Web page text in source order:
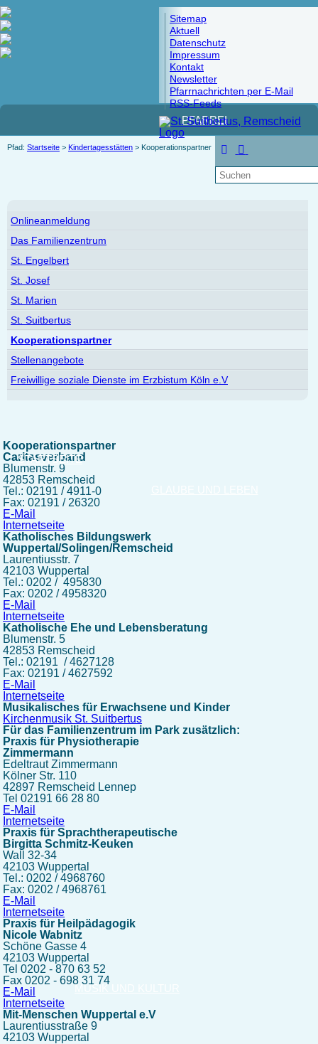
Sitemap
Aktuell
Datenschutz
Impressum
Kontakt
Newsletter
Pfarrnachrichten per E-Mail
RSS-Feeds
STARTSEITE
PFARREI
MUSIK UND KULTUR
Pfad: Startseite > Kindertagesstätten > Kooperationspartner
Onlineanmeldung
Das Familienzentrum
St. Engelbert
St. Josef
St. Marien
St. Suitbertus
Kooperationspartner
Stellenangebote
Freiwillige soziale Dienste im Erzbistum Köln e.V
Kooperationspartner
Caritasverband
Blumenstr. 9
42853 Remscheid
Tel.: 02191 / 4911-0
Fax: 02191 / 26320
E-Mail
Internetseite
Katholisches Bildungswerk
Wuppertal/Solingen/Remscheid
Laurentiusstr. 7
42103 Wuppertal
Tel.: 0202 / 495830
Fax: 0202 / 4958320
E-Mail
Internetseite
Katholische Ehe und Lebensberatung
Blumenstr. 5
42853 Remscheid
Tel.: 02191 / 4627128
Fax: 02191 / 4627592
E-Mail
Internetseite
Musikalisches für Erwachsene und Kinder
Kirchenmusik St. Suitbertus
Für das Familienzentrum im Park zusätzlich:
Praxis für Physiotherapie
Zimmermann
Edeltraut Zimmermann
Kölner Str. 110
42897 Remscheid Lennep
Tel 02191 66 28 80
E-Mail
Internetseite
Praxis für Sprachtherapeutische
Birgitta Schmitz-Keuken
Wall 32-34
42103 Wuppertal
Tel.: 0202 / 4968760
Fax: 0202 / 4968761
E-Mail
Internetseite
Praxis für Heilpädagogik
Nicole Wabnitz
Schöne Gasse 4
42103 Wuppertal
Tel 0202 - 870 63 52
Fax 0202 - 698 31 74
E-Mail
Internetseite
Mit-Menschen Wuppertal e.V
Laurentiusstraße 9
42103 Wuppertal